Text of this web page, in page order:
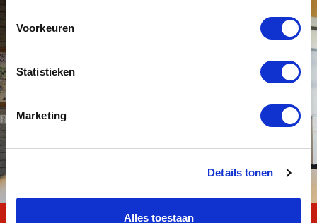
Voorkeuren
Statistieken
Marketing
Details tonen
Alles toestaan